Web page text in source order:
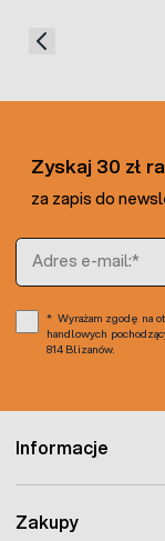
Informacje
Zakupy
Zyskaj 30 zł
za zapis do
Adres e-mail
Wyrażam zgodę na
handlowych
814 Blizanów.